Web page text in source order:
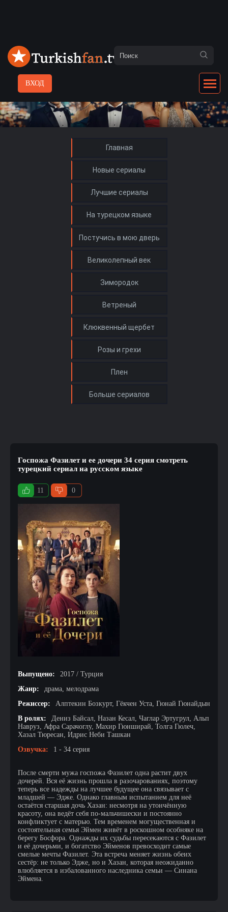
ВХОД
Главная
Новые сериалы
Лучшие сериалы
На турецком языке
Госпожа Фазилет и ее дочери 34 серия смотреть
турецкий сериал на русском языке
11 0
Выпущено:
2017 / Турция
Жанр:
драма, мелодрама
Режиссер:
Алптекин Бозкурт, Гёкчен Уста, Гюнай Гюнайдын
В ролях:
Дениз Байсал, Назан Кесал, Чаглар Эртугрул, Альп
Навруз, Афра Сарачоглу, Махир Гюнширай, Толга Гюлеч,
Хазал Тюресан, Идрис Неби Ташкан
Озвучка:
1 - 34 серия
После смерти мужа госпожа Фазилет одна растит двух
дочерей. Вся её жизнь прошла в разочарованиях, поэтому
теперь все надежды на лучшее будущее она связывает с
младшей — Эдже. Однако главным испытанием для неё
остаётся старшая дочь Хазан: несмотря на утончённую
красоту, она ведёт себя по-мальчишески и постоянно
конфликтует с матерью. Тем временем могущественная и
состоятельная семья Эймен живёт в роскошном особняке на
берегу Босфора. Однажды их судьбы пересекаются с Фазилет
и её дочерьми, и богатство Эйменов превосходит самые
смелые мечты Фазилет. Эта встреча меняет жизнь обеих
сестёр: не только Эдже, но и Хазан, которая неожиданно
влюбляется в избалованного наследника семьи — Синана
Эймена.